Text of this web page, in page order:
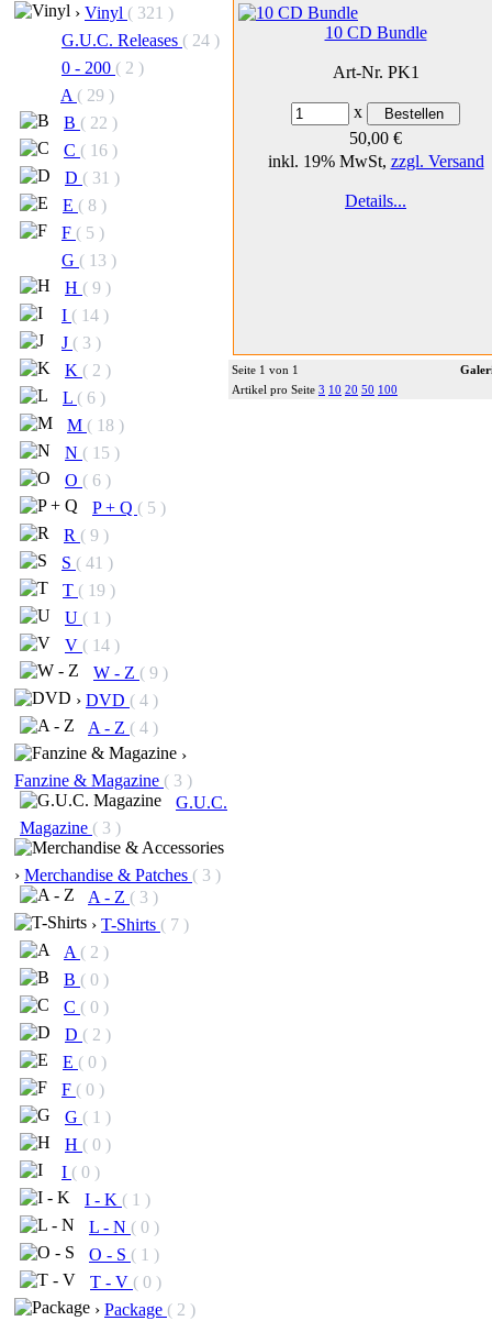
› Vinyl ( 321 )
G.U.C. Releases ( 24 )
0 - 200 ( 2 )
A ( 29 )
B ( 22 )
C ( 16 )
D ( 31 )
E ( 8 )
F ( 5 )
G ( 13 )
H ( 9 )
I ( 14 )
J ( 3 )
K ( 2 )
L ( 6 )
M ( 18 )
N ( 15 )
O ( 6 )
P + Q ( 5 )
R ( 9 )
S ( 41 )
T ( 19 )
U ( 1 )
V ( 14 )
W - Z ( 9 )
› DVD ( 4 )
A - Z ( 4 )
›
Fanzine & Magazine ( 3 )
G.U.C.
Magazine ( 3 )
› Merchandise & Patches ( 3 )
A - Z ( 3 )
› T-Shirts ( 7 )
A ( 2 )
B ( 0 )
C ( 0 )
D ( 2 )
E ( 0 )
F ( 0 )
G ( 1 )
H ( 0 )
I ( 0 )
I - K ( 1 )
L - N ( 0 )
O - S ( 1 )
T - V ( 0 )
› Package ( 2 )
10 CD Bundle
Art-Nr. PK1
x
50,00 €
inkl. 19% MwSt, zzgl. Versand
Details...
Seite 1 von 1
Artikel pro Seite 3 10 20 50 100